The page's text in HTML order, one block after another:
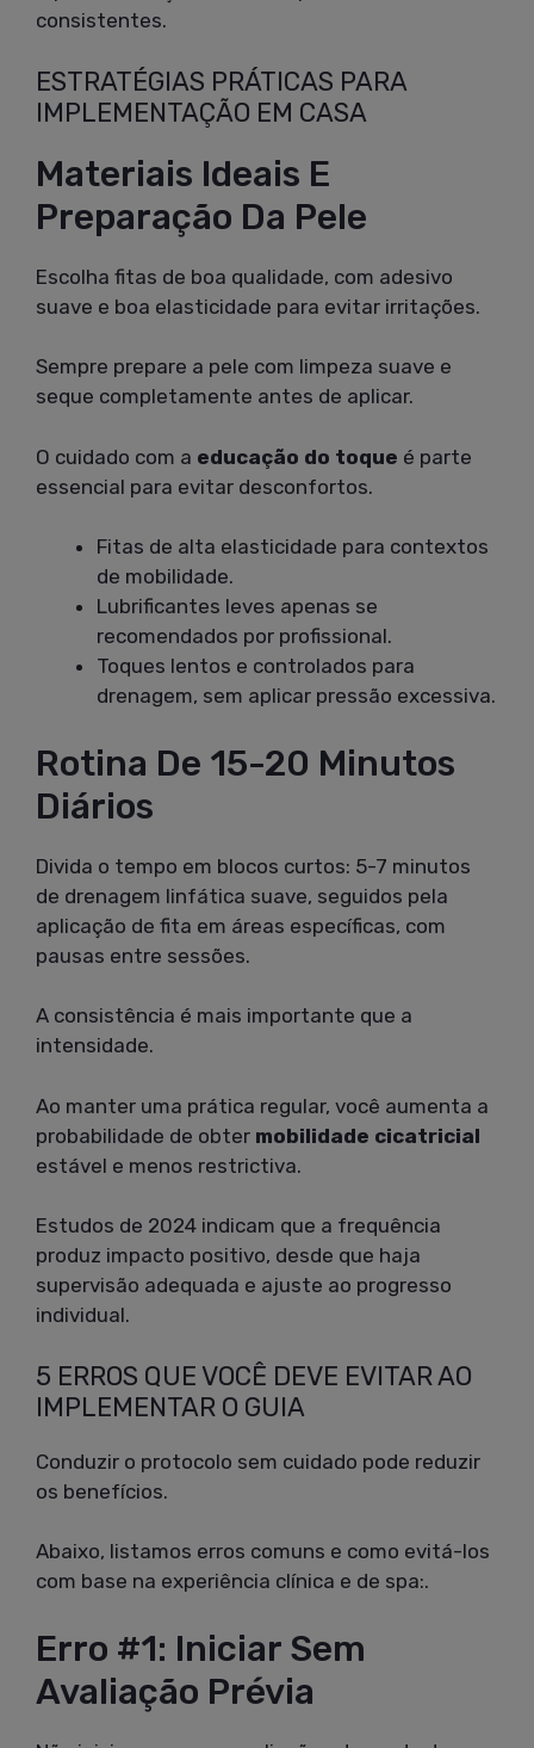
consistentes.
ESTRATÉGIAS PRÁTICAS PARA
IMPLEMENTAÇÃO EM CASA
Materiais Ideais E
Preparação Da Pele
Escolha fitas de boa qualidade, com adesivo
suave e boa elasticidade para evitar irritações.
Sempre prepare a pele com limpeza suave e
seque completamente antes de aplicar.
O cuidado com a educação do toque é parte
essencial para evitar desconfortos.
Fitas de alta elasticidade para contextos
de mobilidade.
Lubrificantes leves apenas se
recomendados por profissional.
Toques lentos e controlados para
drenagem, sem aplicar pressão excessiva.
Rotina De 15-20 Minutos
Diários
Divida o tempo em blocos curtos: 5-7 minutos
de drenagem linfática suave, seguidos pela
aplicação de fita em áreas específicas, com
pausas entre sessões.
A consistência é mais importante que a
intensidade.
Ao manter uma prática regular, você aumenta a
probabilidade de obter mobilidade cicatricial
estável e menos restrictiva.
Estudos de 2024 indicam que a frequência
produz impacto positivo, desde que haja
supervisão adequada e ajuste ao progresso
individual.
5 ERROS QUE VOCÊ DEVE EVITAR AO
IMPLEMENTAR O GUIA
Conduzir o protocolo sem cuidado pode reduzir
os benefícios.
Abaixo, listamos erros comuns e como evitá-los
com base na experiência clínica e de spa:.
Erro #1: Iniciar Sem
Avaliação Prévia